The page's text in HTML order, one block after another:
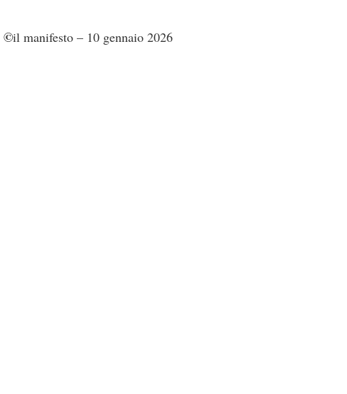
©il manifesto – 10 gennaio 2026